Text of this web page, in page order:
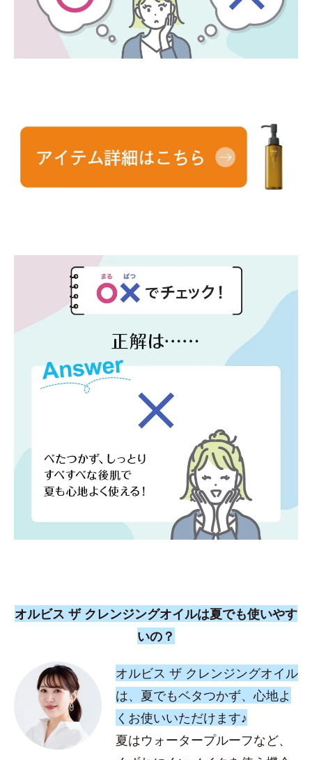
オルビス ザ クレンジングオイルは夏でも使いやす
いの？
オルビス ザ クレンジングオイル
は、夏でもベタつかず、心地よ
くお使いいただけます♪
夏はウォータープルーフなど、